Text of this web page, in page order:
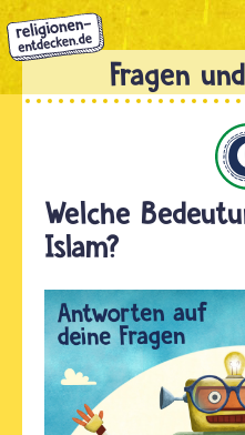
Direkt
zum
Inhalt
Welche
Islam?